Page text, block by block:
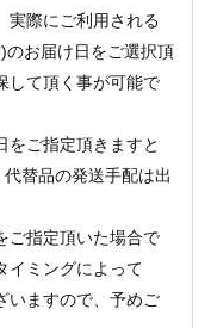
実際にご利用される
のお届け日をご選択頂
して頂く事が可能で
をご指定頂きますと
替品の発送手配は出
ご指定頂いた場合で
イミングによって
いますので、予めご